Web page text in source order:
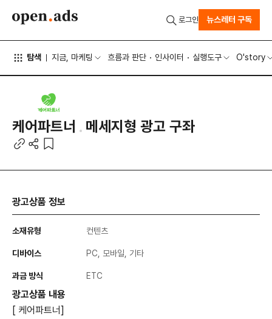
탐색 지금, 마케팅 흐름과 판단 인사이터 실행도구 O'story
로그인 뉴스레터 구독
케어파트너 메세지형 광고 구좌
광고상품 정보
소재유형 컨텐츠
디바이스 PC, 모바일, 기타
과금 방식 ETC
광고상품 내용
[ 케어파트너]